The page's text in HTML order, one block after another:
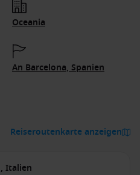
Oceania
An Barcelona, Spanien
Reiseroutenkarte anzeigen
Italien